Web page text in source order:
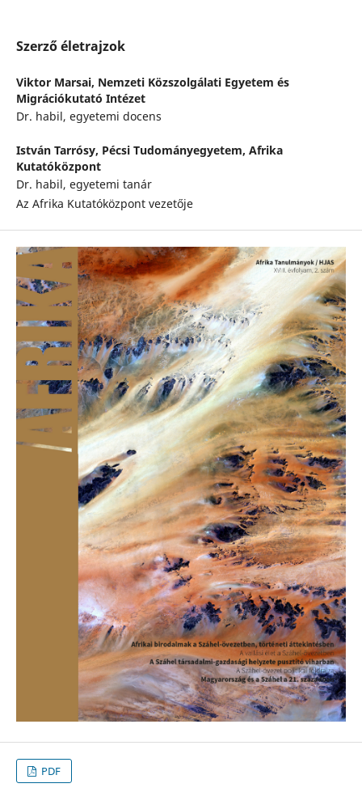
Szerző életrajzok
Viktor Marsai, Nemzeti Közszolgálati Egyetem és
Migrációkutató Intézet
Dr. habil, egyetemi docens
István Tarrósy, Pécsi Tudományegyetem, Afrika
Kutatóközpont
Dr. habil, egyetemi tanár
Az Afrika Kutatóközpont vezetője
PDF